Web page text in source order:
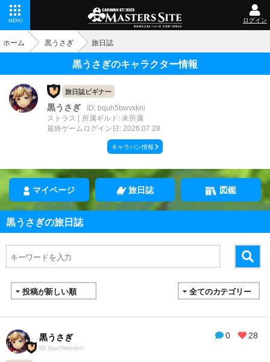
MENU ログイン
ホーム 黒うさぎ 旅日誌
黒うさぎのキャラクター情報
旅日誌ビギナー
黒うさぎ
ID: bquh5bwvxkni
ストラス
所属ギルド: 未所属
最終ゲームログイン日: 2026.07.28
キャラバン情報
マイページ 旅日誌 図鑑
黒うさぎの旅日誌
0 28
黒うさぎ
ID: bquh5bwvxkni